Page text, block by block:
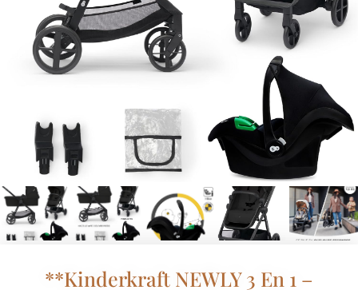
**Kinderkraft NEWLY 3 En 1 –